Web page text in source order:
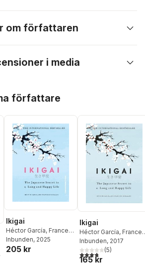
om författaren
i media
författare
Ikigai
Héctor García, Francesc
Miralles
Inbunden, 2025
205 kr
Ikigai
Héctor García,
Miralles
Inbunden, 2017
3,8utav 5 stjärnor.
(5)
165 kr